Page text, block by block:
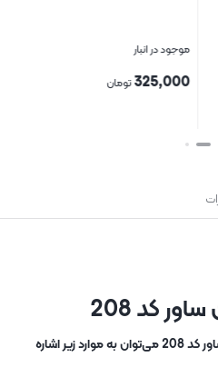
موجود در انبار
325,000تومان
بستن
کد 208
از مشخصات سس خوری ملامین ساور کد 208 می‌توان به موارد زیر اشاره